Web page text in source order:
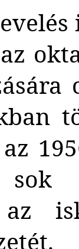
az